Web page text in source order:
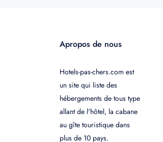
Apropos de nous
Hotels-pas-chers.com est
un site qui liste des
hébergements de tous type
allant de l'hôtel, la cabane
au gîte touristique dans
plus de 10 pays.